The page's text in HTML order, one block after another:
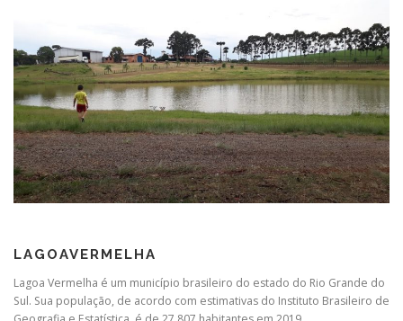
LAGOAVERMELHA
Lagoa Vermelha é um município brasileiro do estado do Rio Grande do
Sul. Sua população, de acordo com estimativas do Instituto Brasileiro de